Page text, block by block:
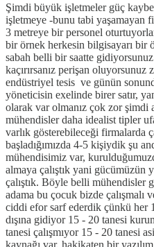
Şimdi büyük işletmeler güç
işletmeye -bunu tabi yaşamayan
3 metreye bir personel
bir örnek herkesin bilgisayarı bir
sabah belli bir saatte
kaçırırsanız perişan
endüstriyel tesis ve günün
yöneticisin exelinde birer satır,
olarak var olmanız çok zor şimdi
mühendisler daha idealist tipler
varlık gösterebileceği firmalarda
başladığımızda 4-5 kişiydik şu
mühendisimiz var,
almaya çalıştık yani gücümüzün
çalıştık. Böyle belli mühendisler
adama bu çocuk bizde
ciddi efor sarf ederdik çünkü her
dışına gidiyor 15 - 20 tanesi
tanesi çalışmıyor 15 - 20 tanesi
kaynağı var, hakikaten bir